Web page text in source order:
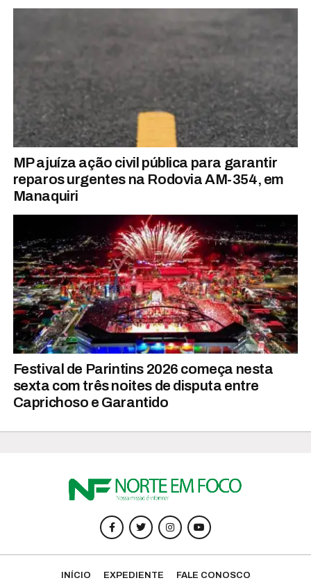
MP ajuíza ação civil pública para garantir
reparos urgentes na Rodovia AM-354, em
Manaquiri
Festival de Parintins 2026 começa nesta
sexta com três noites de disputa entre
Caprichoso e Garantido
INÍCIO EXPEDIENTE FALE CONOSCO